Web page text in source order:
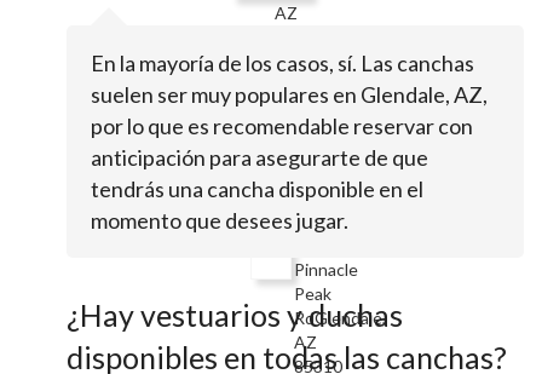
AZ
Arizona
Sports
Complex
3555
Pinnacle
Peak
RdGlendale,
AZ
85310
En la mayoría de los casos, sí. Las canchas
suelen ser muy populares en Glendale, AZ,
por lo que es recomendable reservar con
anticipación para asegurarte de que
tendrás una cancha disponible en el
momento que desees jugar.
¿Hay vestuarios y duchas
disponibles en todas las canchas?